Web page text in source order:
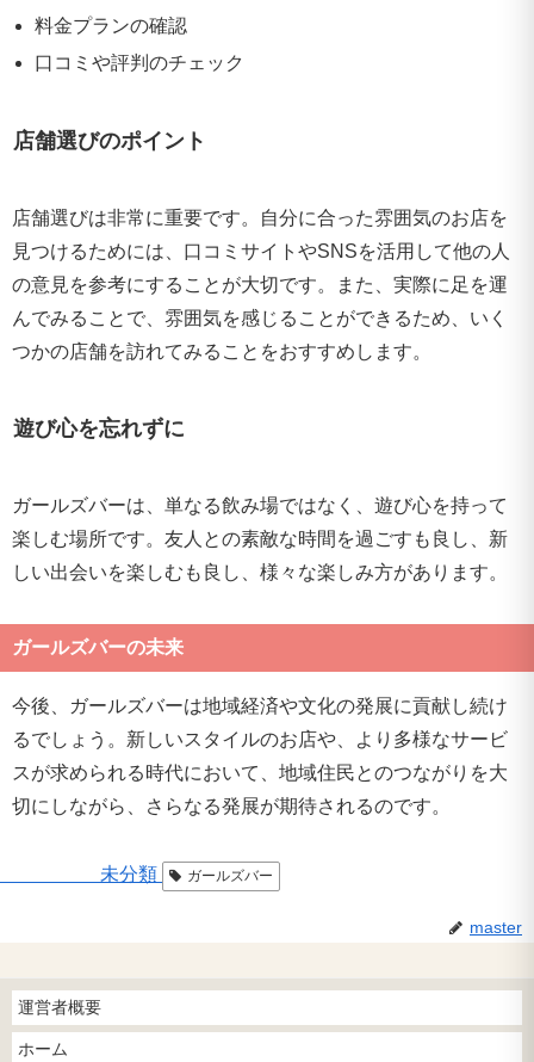
料金プランの確認
口コミや評判のチェック
店舗選びのポイント
店舗選びは非常に重要です。自分に合った雰囲気のお店を
見つけるためには、口コミサイトやSNSを活用して他の人
の意見を参考にすることが大切です。また、実際に足を運
んでみることで、雰囲気を感じることができるため、いく
つかの店舗を訪れてみることをおすすめします。
遊び心を忘れずに
ガールズバーは、単なる飲み場ではなく、遊び心を持って
楽しむ場所です。友人との素敵な時間を過ごすも良し、新
しい出会いを楽しむも良し、様々な楽しみ方があります。
ガールズバーの未来
今後、ガールズバーは地域経済や文化の発展に貢献し続け
るでしょう。新しいスタイルのお店や、より多様なサービ
スが求められる時代において、地域住民とのつながりを大
切にしながら、さらなる発展が期待されるのです。
未分類 ガールズバー
master
運営者概要
ホーム